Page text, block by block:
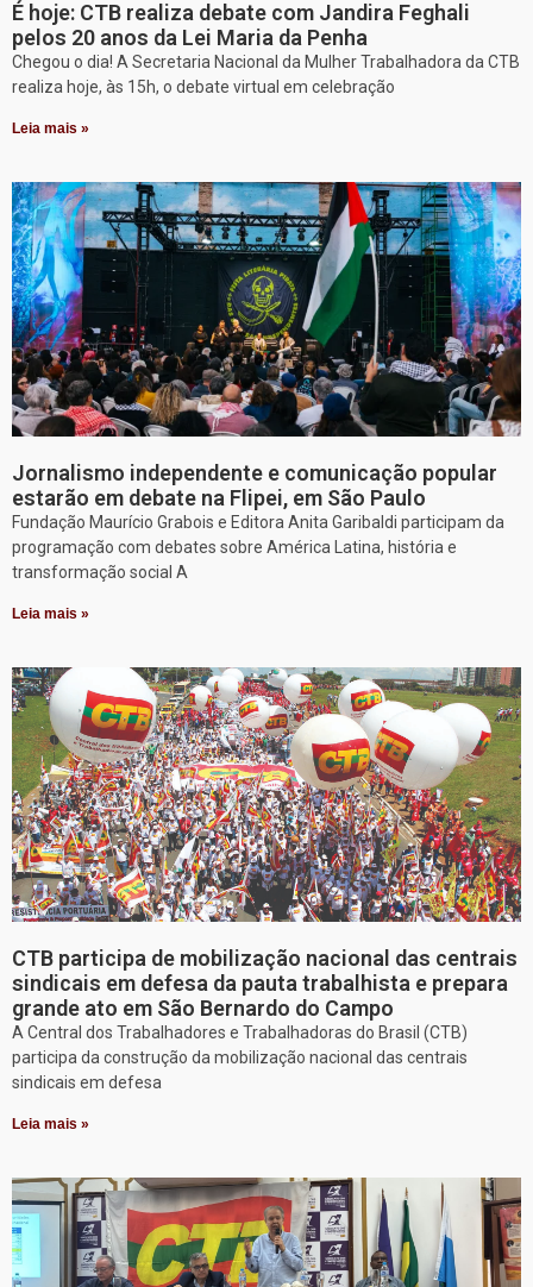
É hoje: CTB realiza debate com Jandira Feghali
pelos 20 anos da Lei Maria da Penha
Chegou o dia! A Secretaria Nacional da Mulher Trabalhadora da CTB
realiza hoje, às 15h, o debate virtual em celebração
Leia mais »
Jornalismo independente e comunicação popular
estarão em debate na Flipei, em São Paulo
Fundação Maurício Grabois e Editora Anita Garibaldi participam da
programação com debates sobre América Latina, história e
transformação social A
Leia mais »
CTB participa de mobilização nacional das centrais
sindicais em defesa da pauta trabalhista e prepara
grande ato em São Bernardo do Campo
A Central dos Trabalhadores e Trabalhadoras do Brasil (CTB)
participa da construção da mobilização nacional das centrais
sindicais em defesa
Leia mais »